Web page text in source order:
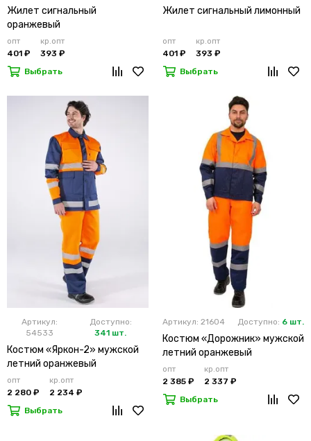
Жилет сигнальный
оранжевый
опт
401 ₽
кр.опт
393 ₽
Выбрать
Жилет сигнальный лимонный
опт
401 ₽
кр.опт
393 ₽
Выбрать
Артикул:
54533
Доступно:
341 шт.
Костюм «Яркон-2» мужской
летний оранжевый
опт
2 280 ₽
кр.опт
2 234 ₽
Выбрать
Артикул: 21604 Доступно: 6 шт.
Костюм «Дорожник» мужской
летний оранжевый
опт
2 385 ₽
кр.опт
2 337 ₽
Выбрать